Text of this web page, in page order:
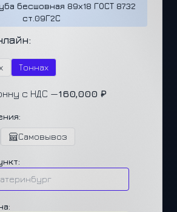
бесшовная 89х18 ГОСТ 8732
ст.09Г2С
Тоннах
с НДС —160,000 ₽
Самовывоз